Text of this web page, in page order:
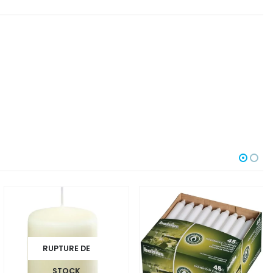
RUPTURE DE
STOCK